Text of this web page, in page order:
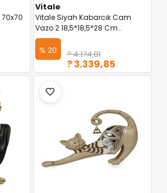
Vitale
Vitale Siyah Kabarcık Cam
Vazo 2 18,5*18,5*28 Cm
AK.JK0032
% 20 ? 4.174,81
? 3.339,85